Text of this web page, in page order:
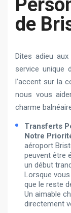
de
Dites adieu
service unique
l’accent sur la
nous vous
charme
Transferts
Notre
aéroport
peuvent être
un début
Lorsque
que le reste
Un aimable
directement